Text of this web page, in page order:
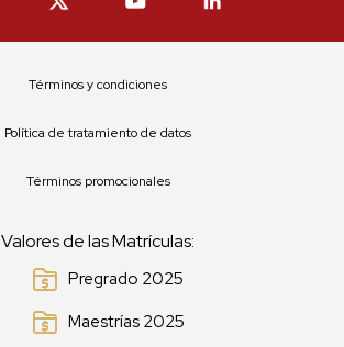
Términos y condiciones
Política de tratamiento de datos
Términos promocionales
Valores de las Matrículas:
Pregrado 2025
Maestrías 2025